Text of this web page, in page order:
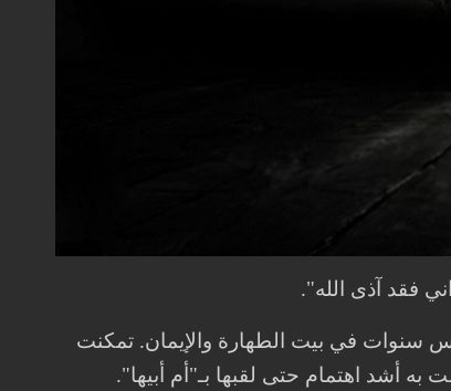
فقد آذى الله".
سنوات في بيت الطهارة والإيمان. تمكنت
به أشد اهتمام حتى لقبها بـ"أم أبيها".